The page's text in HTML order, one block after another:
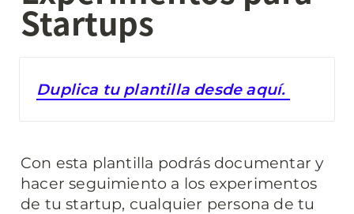
Startups
Duplica tu plantilla desde aquí.
Con esta plantilla podrás documentar y
hacer seguimiento a los experimentos
de tu startup, cualquier persona de tu